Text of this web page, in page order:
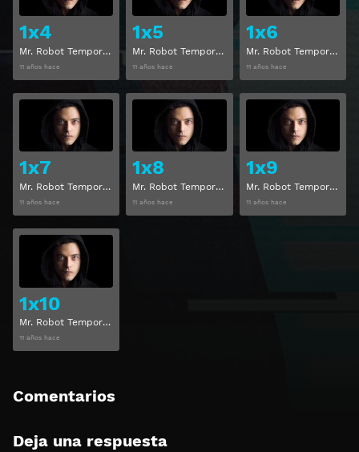
1x4
Mr. Robot Temporada 1 Capitulo 4
11 años hace
1x5
Mr. Robot Temporada 1 Capitulo 5
11 años hace
1x6
Mr. Robot Temporada 1 Capitulo 6
11 años hace
1x7
Mr. Robot Temporada 1 Capitulo 7
11 años hace
1x8
Mr. Robot Temporada 1 Capitulo 8
11 años hace
1x9
Mr. Robot Temporada 1 Capitulo 9
11 años hace
1x10
Mr. Robot Temporada 1 Capitulo 10
11 años hace
Comentarios
Deja una respuesta